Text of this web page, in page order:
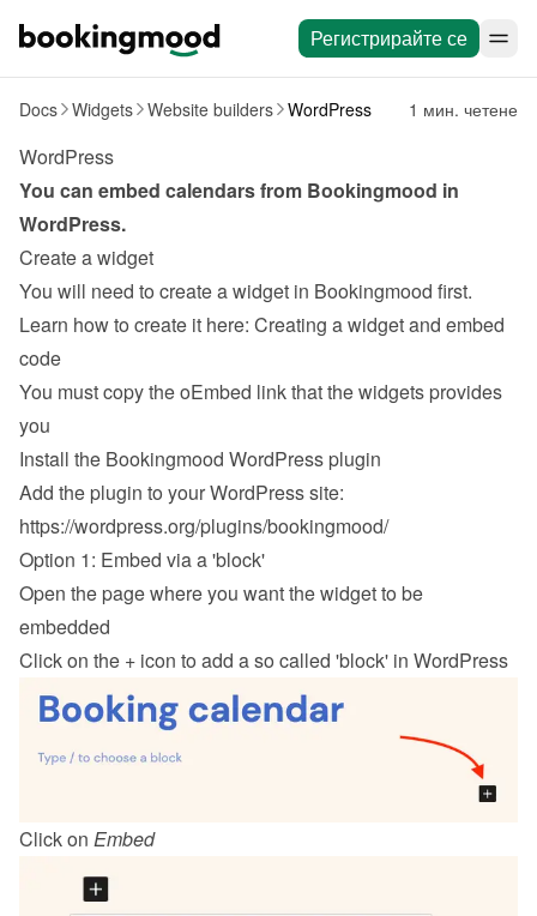
Регистрирайте се
Docs Widgets Website builders WordPress 1 мин. четене
WordPress
WordPress.
Create a widget
You will need to create a widget in Bookingmood first.
Learn how to create it here: Creating a widget and embed
code
You must copy the oEmbed link that the widgets provides
you
Install the Bookingmood WordPress plugin
https://wordpress.org/plugins/bookingmood/
Option 1: Embed via a 'block'
Open the page where you want the widget to be
embedded
Click on the + icon to add a so called 'block' in WordPress
Click on Embed